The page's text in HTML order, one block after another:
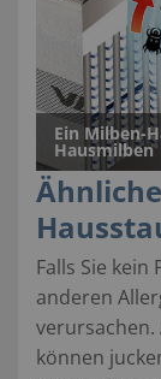
Ein Milben-
Hausmilben
Falls Sie
anderen
verursachen.
können